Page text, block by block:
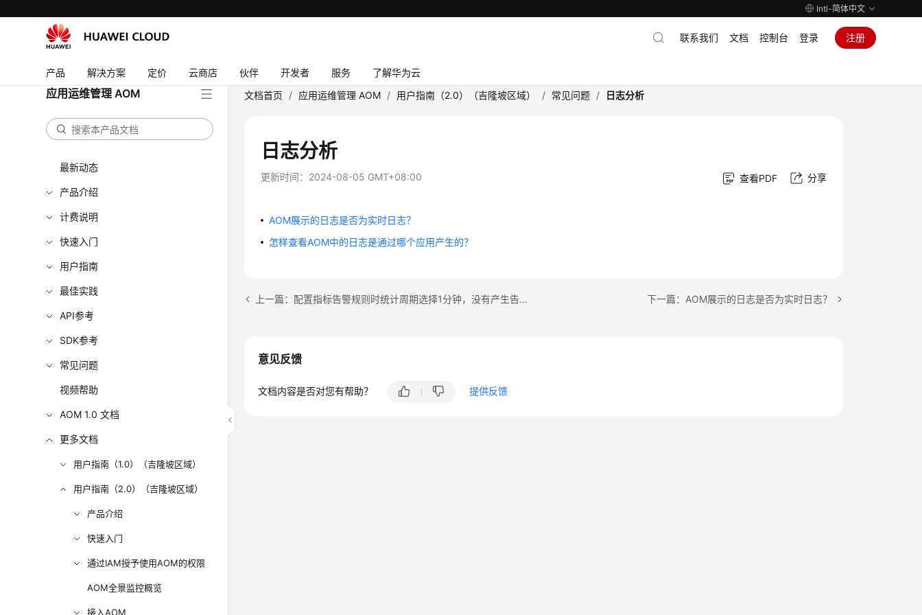
Intl-简体中文
产品 解决方案 定价 云商店 伙伴 开发者 服务 了解华为云
联系我们 文档 控制台 登录 注册
应用运维管理 AOM
最新动态
产品介绍
计费说明
快速入门
用户指南
最佳实践
API参考
SDK参考
常见问题
视频帮助
AOM 1.0 文档
更多文档
用户指南（1.0）（吉隆坡区域）
用户指南（2.0）（吉隆坡区域）
产品介绍
快速入门
通过IAM授予使用AOM的权限
AOM全景监控概览
接入AOM
文档首页 / 应用运维管理 AOM / 用户指南（2.0）（吉隆坡区域） / 常见问题 / 日志分析
日志分析
更新时间： 2024-08-05 GMT+08:00 查看PDF 分享
AOM展示的日志是否为实时日志？
怎样查看AOM中的日志是通过哪个应用产生的？
上一篇：配置指标告警规则时统计周期选择1分钟，没有产生告警数据 下一篇：AOM展示的日志是否为实时日志？
意见反馈
文档内容是否对您有帮助？ 提供反馈